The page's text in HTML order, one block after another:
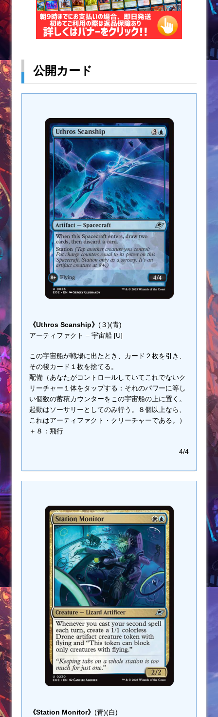
公開カード
《Uthros Scanship》 (３)(青)
アーティファクト – 宇宙船 [U]
この宇宙船が戦場に出たとき、カード２枚を引き、
その後カード１枚を捨てる。
配備（あなたがコントロールしていてこれでないク
リーチャー１体をタップする：それのパワーに等し
い個数の蓄積カウンターをこの宇宙船の上に置く。
起動はソーサリーとしてのみ行う。８個以上なら、
これはアーティファクト・クリーチャーである。）
＋８：飛行
4/4
《Station Monitor》 (青)(白)